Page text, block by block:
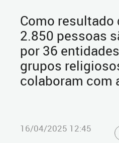
Como resultado
2.850 pessoas
por 36
grupos
colaboram com
16/04/2025 12:45